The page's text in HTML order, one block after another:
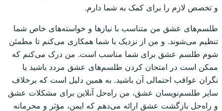
و تخصص لازم را برای کمک به شما دارم.
طلسم‌های عشق من متناسب با نیازها و خواسته‌های خاص شما
تنظیم می‌شوند. و من از نزدیک با شما همکاری می‌کنم تا مطمئن
شوم طلسم عشق برای شما مناسب است. من درک می‌کنم که
ممکن است در امتحان کردن طلسم‌های عشق مردد باشید یا
نگران عواقب احتمالی آن باشید. به همین دلیل است که برخلاف
سایر طلسم‌نویسان عشق، من راه‌حل آنلاین برای مشکلات عشق
و راه‌حل بازگشت عشق ارائه می‌دهم که ایمن، مؤثر و محرمانه